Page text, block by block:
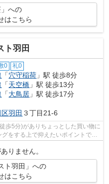
」への
はこちら
ト羽田
0 礼0
「穴守稲荷 」駅 徒歩8分
「天空橋 」駅 徒歩13分
「大鳥居 」駅 徒歩17分
区羽田 ３丁目21-6
歩5分)がありちょっとした買い物に
をする上で抑えたいポイントです
りません。
ト羽田」への
はこちら